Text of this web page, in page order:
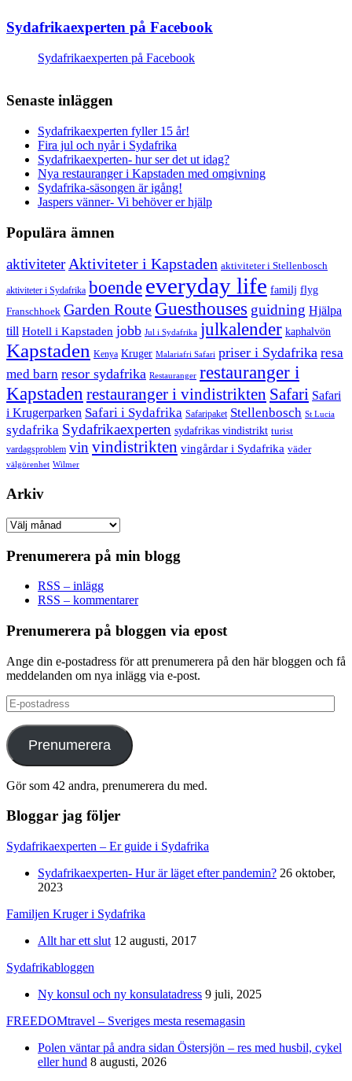
Sydafrikaexperten på Facebook
Sydafrikaexperten på Facebook
Senaste inläggen
Sydafrikaexperten fyller 15 år!
Fira jul och nyår i Sydafrika
Sydafrikaexperten- hur ser det ut idag?
Nya restauranger i Kapstaden med omgivning
Sydafrika-säsongen är igång!
Jaspers vänner- Vi behöver er hjälp
Populära ämnen
aktiviteterAktiviteter i Kapstaden aktiviteter i Stellenbosch
aktiviteter i Sydafrika boende everyday life familj flyg
Franschhoek Garden Route Guesthouses guidning Hjälpa
till Hotell i Kapstaden jobb Jul i Sydafrika julkalender kaphalvön
Kapstaden Kenya Kruger Malariafri Safari priser i Sydafrika resa
med barn resor sydafrika Restauranger restauranger i
Kapstaden restauranger i vindistrikten Safari Safari
i Krugerparken Safari i Sydafrika Safaripaket Stellenbosch St Lucia
sydafrika Sydafrikaexperten sydafrikas vindistrikt turist
vardagsproblem vinvindistrikten vingårdar i Sydafrika väder
välgörenhet Wilmer
Arkiv
Arkiv
Prenumerera på min blogg
RSS – inlägg
RSS – kommentarer
Prenumerera på bloggen via epost
Ange din e-postadress för att prenumerera på den här bloggen och få
meddelanden om nya inlägg via e-post.
E-
postadress
Prenumerera
Gör som 42 andra, prenumerera du med.
Bloggar jag följer
Sydafrikaexperten – Er guide i Sydafrika
Sydafrikaexperten- Hur är läget efter pandemin? 26 oktober,
2023
Familjen Kruger i Sydafrika
Allt har ett slut 12 augusti, 2017
Sydafrikabloggen
Ny konsul och ny konsulatadress 9 juli, 2025
FREEDOMtravel – Sveriges mesta resemagasin
Polen väntar på andra sidan Östersjön – res med husbil, cykel
eller hund 8 augusti, 2026